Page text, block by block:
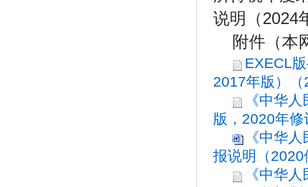
说明（2024
附件（本
EXECL
2017年版）
《中华
版，2020年
《中华
报说明（
《中华